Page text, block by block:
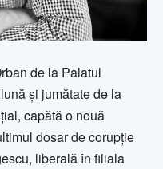
de la Palatul
și jumătate de la
capătă o nouă
dosar de corupție
liberală în filiala